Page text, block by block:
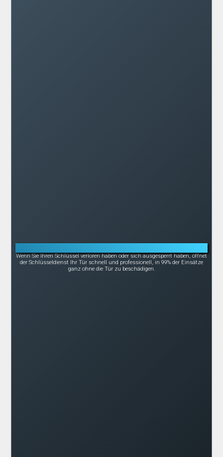
Wenn Sie Ihren Schlüssel verloren haben oder sich ausgesperrt haben, öffnet
der Schlüsseldienst Ihr Tür schnell und professionell, in 99% der Einsätze
ganz ohne die Tür zu beschädigen.